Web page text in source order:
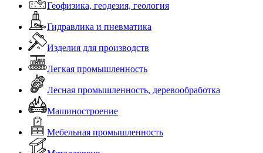
Геофизика, геодезия, геология
Гидравлика и пневматика
Изделия для производств
Легкая промышленность
Лесная промышленность, деревообработка
Машиностроение
Мебельная промышленность